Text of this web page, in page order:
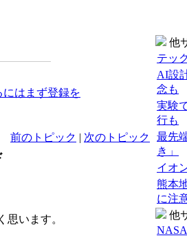
にはまず登録を
前のトピック | 次のトピック
います。
他
テッ
AI設
念も
実験
行も
最先
き」
イオ
熊本
に注
他